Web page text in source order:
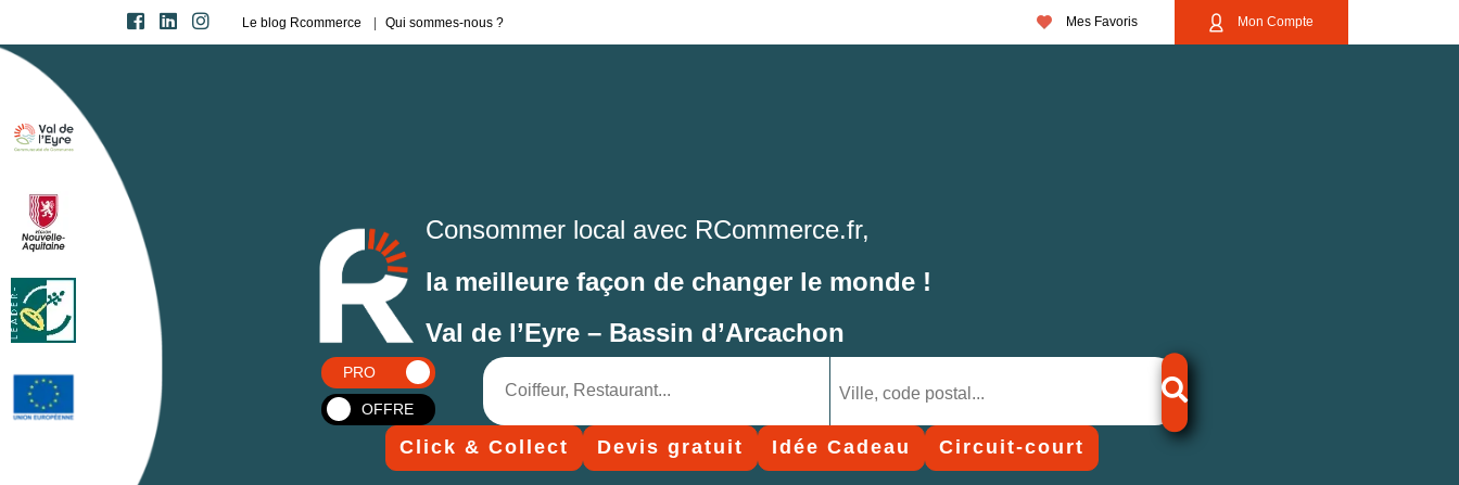
Le blog Rcommerce Qui sommes-nous ? Mes Favoris Mon Compte
Consommer local avec RCommerce.fr,
la meilleure façon de changer le monde !
Val de l’Eyre – Bassin d’Arcachon
PRO
OFFRE
Click & Collect Devis gratuit Idée Cadeau Circuit-court